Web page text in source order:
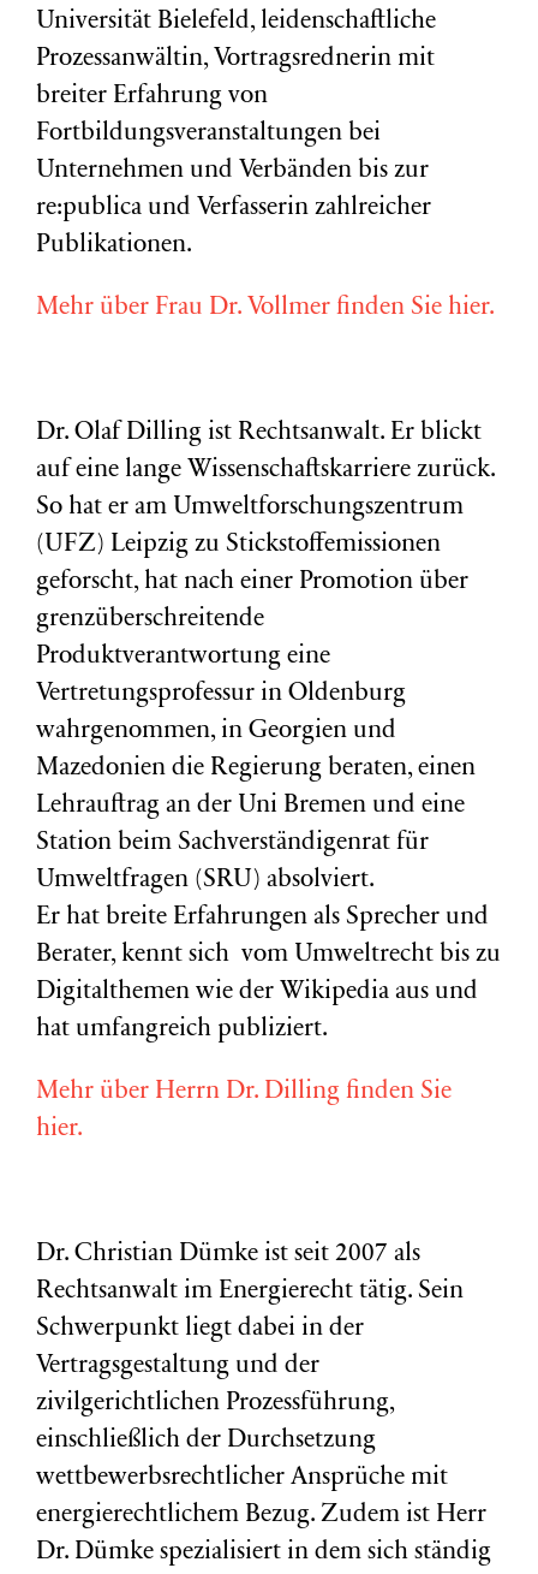
Universität Bielefeld, leidenschaftliche
Prozessanwältin, Vortragsrednerin mit
breiter Erfahrung von
Fortbildungsveranstaltungen bei
Unternehmen und Verbänden bis zur
re:publica und Verfasserin zahlreicher
Publikationen.
Mehr über Frau Dr. Vollmer finden Sie hier.
Dr. Olaf Dilling ist Rechtsanwalt. Er blickt
auf eine lange Wissenschaftskarriere zurück.
So hat er am Umweltforschungszentrum
(UFZ) Leipzig zu Stickstoffemissionen
geforscht, hat nach einer Promotion über
grenzüberschreitende
Produktverantwortung eine
Vertretungsprofessur in Oldenburg
wahrgenommen, in Georgien und
Mazedonien die Regierung beraten, einen
Lehrauftrag an der Uni Bremen und eine
Station beim Sachverständigenrat für
Umweltfragen (SRU) absolviert.
Er hat breite Erfahrungen als Sprecher und
Berater, kennt sich vom Umweltrecht bis zu
Digitalthemen wie der Wikipedia aus und
hat umfangreich publiziert.
Mehr über Herrn Dr. Dilling finden Sie
hier.
Dr. Christian Dümke ist seit 2007 als
Rechtsanwalt im Energierecht tätig. Sein
Schwerpunkt liegt dabei in der
Vertragsgestaltung und der
zivilgerichtlichen Prozessführung,
einschließlich der Durchsetzung
wettbewerbsrechtlicher Ansprüche mit
energierechtlichem Bezug. Zudem ist Herr
Dr. Dümke spezialisiert in dem sich ständig